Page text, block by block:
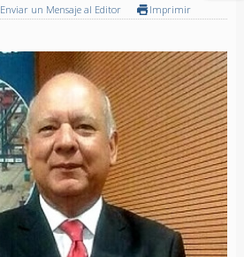
Enviar un Mensaje al Editor Imprimir